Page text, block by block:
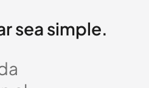
sea simple.